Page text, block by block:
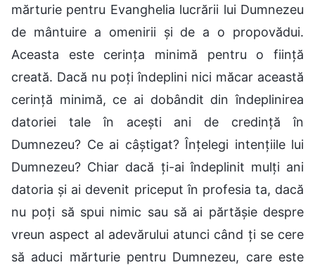
mărturie pentru Evanghelia lucrării lui Dumnezeu
de mântuire a omenirii și de a o propovădui.
Aceasta este cerința minimă pentru o ființă
creată. Dacă nu poți îndeplini nici măcar această
cerință minimă, ce ai dobândit din îndeplinirea
datoriei tale în acești ani de credință în
Dumnezeu? Ce ai câștigat? Înțelegi intențiile lui
Dumnezeu? Chiar dacă ți-ai îndeplinit mulți ani
datoria și ai devenit priceput în profesia ta, dacă
nu poți să spui nimic sau să ai părtășie despre
vreun aspect al adevărului atunci când ți se cere
să aduci mărturie pentru Dumnezeu, care este